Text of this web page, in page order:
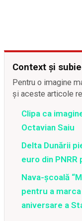
Context și
Pentru o imagine
și aceste articole
Clipa ca
Octavian Saiu
Delta Dunării
euro din
Nava-școală
pentru a
aniversare a